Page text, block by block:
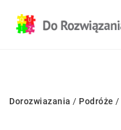
Dorozwiazania / Podróże /